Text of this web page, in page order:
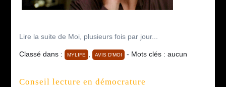
Lire la suite de Moi, plusieurs fois par jour...
Classé dans : MYLIFE , AVIS D'MOI - Mots clés : aucun
Conseil lecture en démocrature